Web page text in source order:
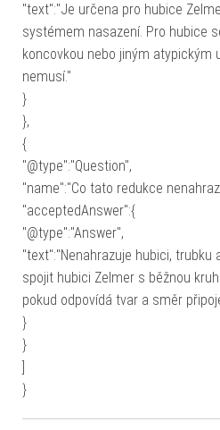
"text":"Je určena pro hubice
systémem nasazení. Pro hubice
koncovkou nebo jiným atypickým
nemusí."
}
},
{
"@type":"Question",
"name":"Co tato redukce
"acceptedAnswer":{
"@type":"Answer",
"text":"Nenahrazuje hubici, trubku
spojit hubici Zelmer s běžnou
pokud odpovídá tvar a směr
}
}
]
}